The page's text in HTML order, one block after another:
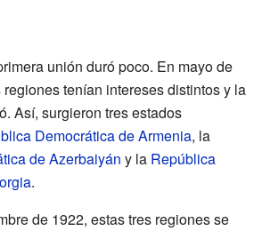
unión duró poco. En mayo de
tenían intereses distintos y la
Así, surgieron tres estados
Democrática de Armenia, la
de Azerbaiyán y la República
.
de 1922, estas tres regiones se